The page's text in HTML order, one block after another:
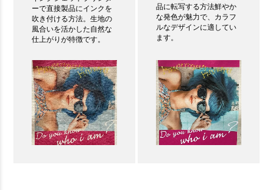
ーで直接製品にインクを
吹き付ける方法。生地の
風合いを活かした自然な
仕上がりが特徴です。
品に転写する方法鮮やか
な発色が魅力で、カラフ
ルなデザインに適してい
ます。